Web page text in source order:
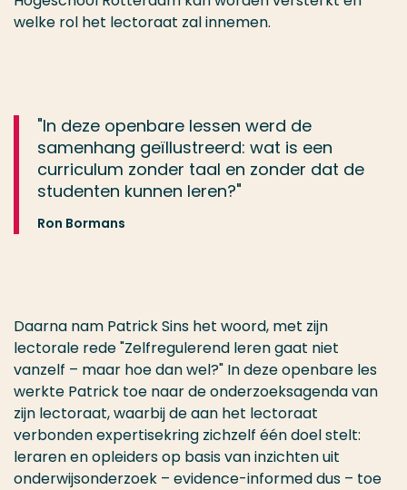
welke rol het lectoraat zal innemen.
"In deze openbare lessen werd de
samenhang geïllustreerd: wat is een
curriculum zonder taal en zonder dat de
studenten kunnen leren?"
Ron Bormans
Daarna nam Patrick Sins het woord, met zijn
lectorale rede "Zelfregulerend leren gaat niet
vanzelf – maar hoe dan wel?" In deze openbare les
werkte Patrick toe naar de onderzoeksagenda van
zijn lectoraat, waarbij de aan het lectoraat
verbonden expertisekring zichzelf één doel stelt:
leraren en opleiders op basis van inzichten uit
onderwijsonderzoek – evidence-informed dus – toe